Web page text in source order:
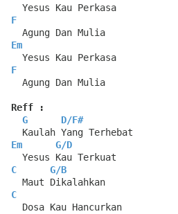
  Yesus Kau Perkasa
F
  Agung Dan Mulia
Em
  Yesus Kau Perkasa
F
  Agung Dan Mulia
Reff :
G
D/F#
  Kaulah Yang Terhebat
Em
G/D
  Yesus Kau Terkuat
C
G/B
  Maut Dikalahkan
C
  Dosa Kau Hancurkan